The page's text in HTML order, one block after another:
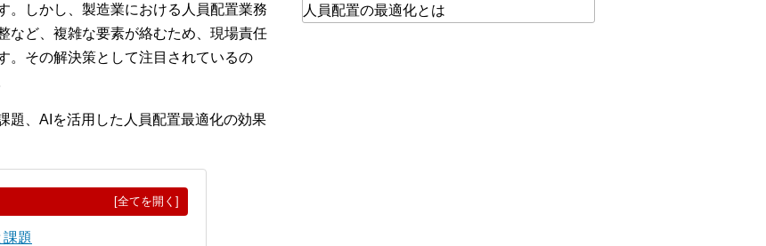
。しかし、製造業における人員配置業務
など、複雑な要素が絡むため、現場責任
。その解決策として注目されているの
題、AIを活用した人員配置最適化の効果
[全てを開く]
題